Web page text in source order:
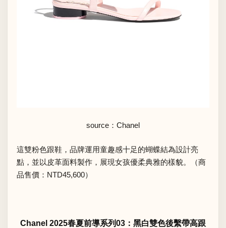
source：Chanel
這雙粉色跟鞋，品牌運用童趣感十足的蝴蝶結為設計亮
點，並以皮革面料製作，展現女孩優柔典雅的樣貌。（商
品售價：NTD45,600）
Chanel 2025春夏前導系列03：黑白雙色後繫帶高跟